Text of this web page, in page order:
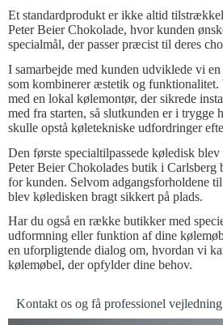
Et standardprodukt er ikke altid
Peter Beier Chokolade, hvor kunden
specialmål, der passer præcist til deres
I samarbejde med kunden udviklede vi
som kombinerer æstetik og funktionalitet.
med en lokal kølemontør, der sikrede
med fra starten, så slutkunden er i trygge
skulle opstå køletekniske udfordringer
Den første specialtilpassede køledisk
Peter Beier Chokolades butik i Carlsberg
for kunden. Selvom adgangsforholdene
blev køledisken bragt sikkert på plads.
Har du også en række butikker med
udformning eller funktion af dine
en uforpligtende dialog om, hvordan vi
kølemøbel, der opfylder dine behov.
Kontakt os og få professionel